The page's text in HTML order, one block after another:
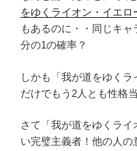
をゆくライオン・イエロ
もあるのに・・同じキ
分の1の確率？
しかも「我が道をゆく
だけでもう2人とも性格
さて「我が道をゆくラ
い完璧主義者！他の人